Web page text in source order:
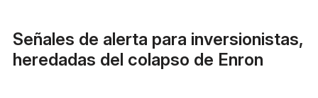
Señales de alerta para inversionistas,
heredadas del colapso de Enron